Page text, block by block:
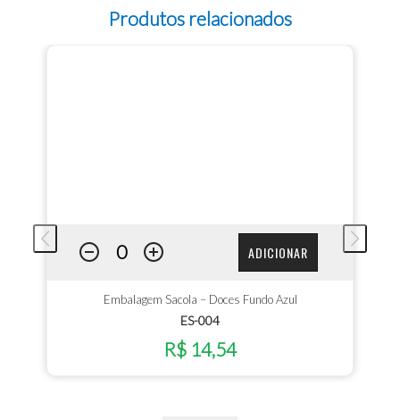
Produtos relacionados
ADICIONAR
Embalagem Sacola – Doces Fundo Azul
ES-004
R$ 14,54